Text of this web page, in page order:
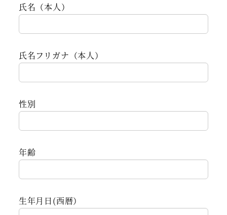
氏名（本人）
氏名フリガナ（本人）
性別
年齢
生年月日(西暦）